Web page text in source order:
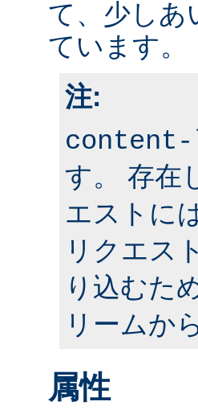
て、少しあ
ています。
注:
す。 存在
エストに
リクエス
り込むた
リームか
属性